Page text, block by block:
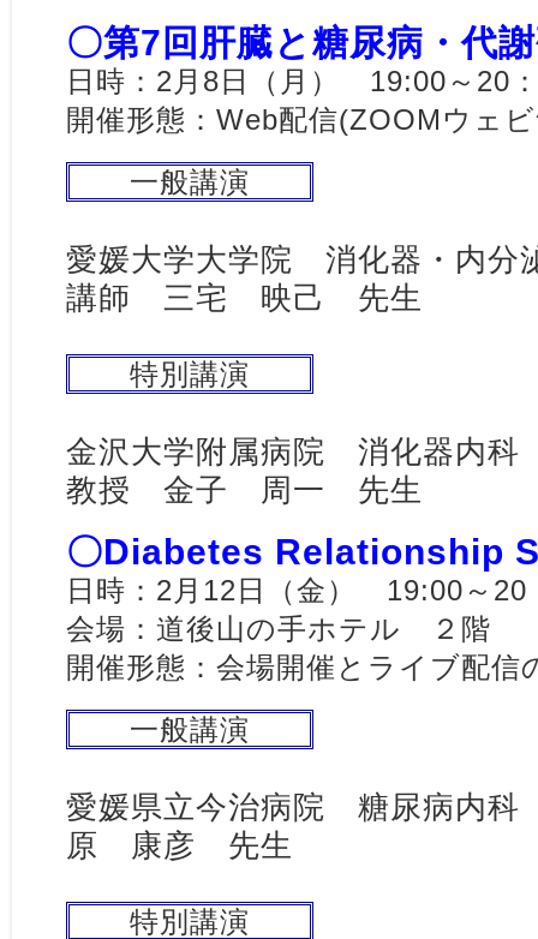
〇第7回肝臓と糖尿病・代
日時：2月8日（月） 19:00～20
開催形態：Web配信(ZOOMウェ
一般講演
愛媛大学大学院 消化器・内分
講師 三宅 映己 先生
特別講演
金沢大学附属病院 消化器内科
教授 金子 周一 先生
〇Diabetes Relationship
日時：2月12日（金） 19:00～20
会場：道後山の手ホテル ２階
開催形態：会場開催とライブ配信
一般講演
愛媛県立今治病院 糖尿病内
原 康彦 先生
特別講演